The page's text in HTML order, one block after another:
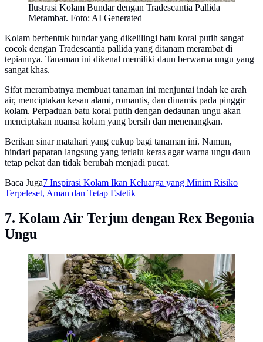
Ilustrasi Kolam Bundar dengan Tradescantia Pallida
Merambat. Foto: AI Generated
Kolam berbentuk bundar yang dikelilingi batu koral putih sangat
cocok dengan Tradescantia pallida yang ditanam merambat di
tepiannya. Tanaman ini dikenal memiliki daun berwarna ungu yang
sangat khas.
Sifat merambatnya membuat tanaman ini menjuntai indah ke arah
air, menciptakan kesan alami, romantis, dan dinamis pada pinggir
kolam. Perpaduan batu koral putih dengan dedaunan ungu akan
menciptakan nuansa kolam yang bersih dan menenangkan.
Berikan sinar matahari yang cukup bagi tanaman ini. Namun,
hindari paparan langsung yang terlalu keras agar warna ungu daun
tetap pekat dan tidak berubah menjadi pucat.
Baca Juga7 Inspirasi Kolam Ikan Keluarga yang Minim Risiko
Terpeleset, Aman dan Tetap Estetik
7. Kolam Air Terjun dengan Rex Begonia
Ungu